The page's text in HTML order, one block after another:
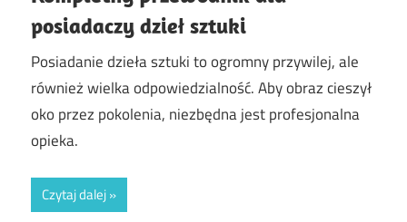
posiadaczy dzieł sztuki
Posiadanie dzieła sztuki to ogromny przywilej, ale
również wielka odpowiedzialność. Aby obraz cieszył
oko przez pokolenia, niezbędna jest profesjonalna
opieka.
Czytaj dalej